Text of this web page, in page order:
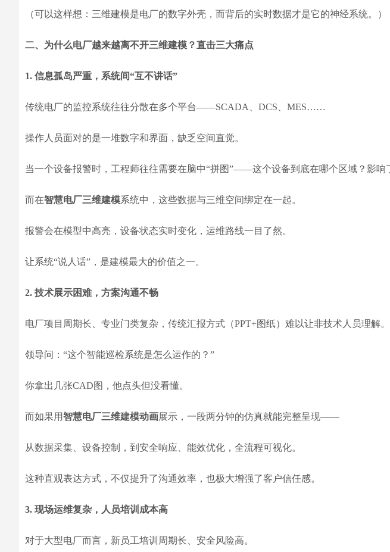
（可以这样想：三维建模是电厂的数字外壳，而背后的实时数据才是它的神经系统。）
二、为什么电厂越来越离不开三维建模？直击三大痛点
1. 信息孤岛严重，系统间“互不讲话”
传统电厂的监控系统往往分散在多个平台——SCADA、DCS、MES……
操作人员面对的是一堆数字和界面，缺乏空间直觉。
当一个设备报警时，工程师往往需要在脑中“拼图”——这个设备到底在哪个区域？影响
而在智慧电厂三维建模系统中，这些数据与三维空间绑定在一起。
报警会在模型中高亮，设备状态实时变化，运维路线一目了然。
让系统“说人话”，是建模最大的价值之一。
2. 技术展示困难，方案沟通不畅
电厂项目周期长、专业门类复杂，传统汇报方式（PPT+图纸）难以让非技术人员理解。
领导问：“这个智能巡检系统是怎么运作的？”
你拿出几张CAD图，他点头但没看懂。
而如果用智慧电厂三维建模动画展示，一段两分钟的仿真就能完整呈现——
从数据采集、设备控制，到安全响应、能效优化，全流程可视化。
这种直观表达方式，不仅提升了沟通效率，也极大增强了客户信任感。
3. 现场运维复杂，人员培训成本高
对于大型电厂而言，新员工培训周期长、安全风险高。